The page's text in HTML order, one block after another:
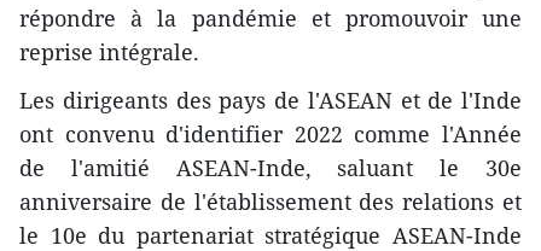
répondre à la pandémie et promouvoir une
reprise intégrale.
Les dirigeants des pays de l'ASEAN et de l'Inde
ont convenu d'identifier 2022 comme l'Année
de l'amitié ASEAN-Inde, saluant le 30e
anniversaire de l'établissement des relations et
le 10e du partenariat stratégique ASEAN-Inde